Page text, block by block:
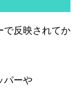
で反映されてか
パーや